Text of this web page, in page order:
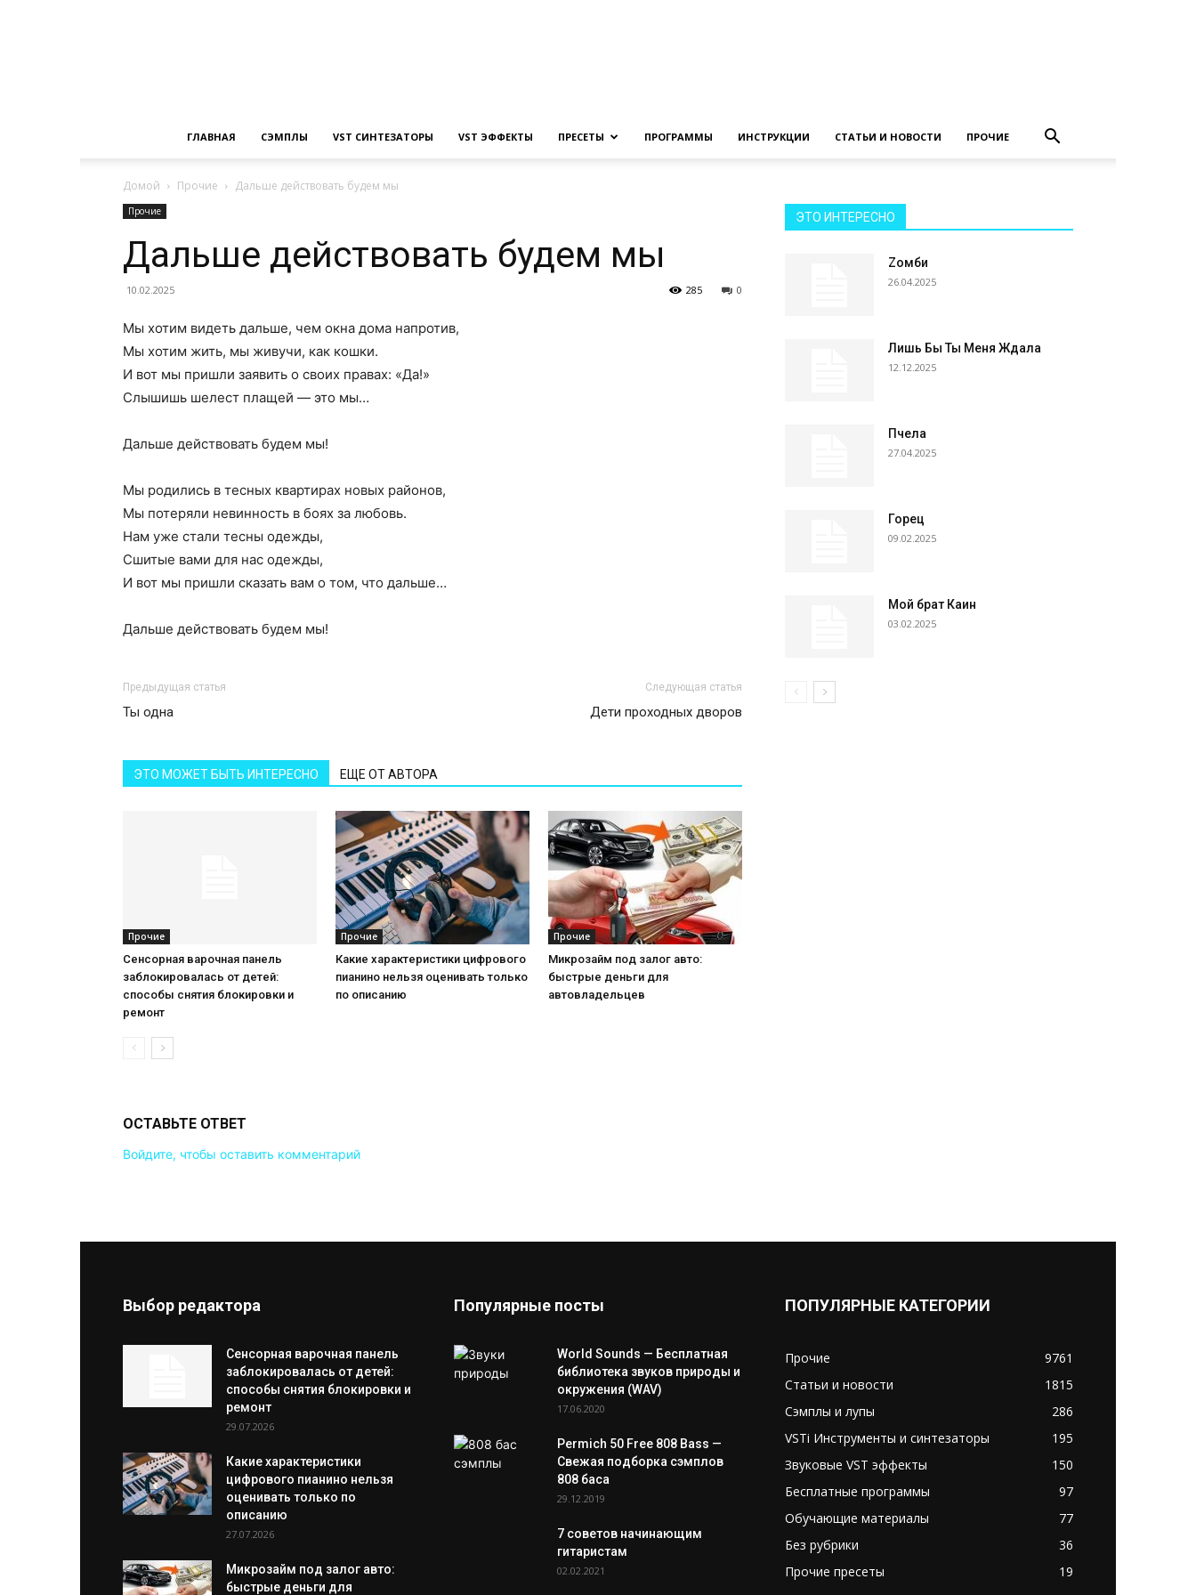
ГЛАВНАЯ СЭМПЛЫ VST СИНТЕЗАТОРЫ VST ЭФФЕКТЫ ПРЕСЕТЫ ПРОГРАММЫ ИНСТРУКЦИИ СТАТЬИ И НОВОСТИ ПРОЧИЕ
Домой Прочие Дальше действовать будем мы
Прочие
Дальше действовать будем мы
10.02.2025 0
285
Мы хотим видеть дальше, чем окна дома напротив,
Мы хотим жить, мы живучи, как кошки.
И вот мы пришли заявить о своих правах: «Да!»
Слышишь шелест плащей — это мы…
Дальше действовать будем мы!
Мы родились в тесных квартирах новых районов,
Мы потеряли невинность в боях за любовь.
Нам уже стали тесны одежды,
Сшитые вами для нас одежды,
И вот мы пришли сказать вам о том, что дальше…
Дальше действовать будем мы!
Предыдущая статья
Ты одна
Следующая статья
Дети проходных дворов
ЭТО МОЖЕТ БЫТЬ ИНТЕРЕСНО ЕЩЕ ОТ АВТОРА
Прочие
Сенсорная варочная панель
заблокировалась от детей:
способы снятия блокировки и
ремонт
Прочие
Какие характеристики цифрового
пианино нельзя оценивать только
по описанию
Прочие
Микрозайм под залог авто:
быстрые деньги для
автовладельцев
ОСТАВЬТЕ ОТВЕТ
Войдите, чтобы оставить комментарий
ЭТО ИНТЕРЕСНО
Zомби
26.04.2025
Лишь Бы Ты Меня Ждала
12.12.2025
Пчела
27.04.2025
Горец
09.02.2025
Мой брат Каин
03.02.2025
Выбор редактора
Сенсорная варочная панель
заблокировалась от детей:
способы снятия блокировки и
ремонт
29.07.2026
Какие характеристики
цифрового пианино нельзя
оценивать только по
описанию
27.07.2026
Микрозайм под залог авто:
быстрые деньги для
Популярные посты
World Sounds — Бесплатная
библиотека звуков природы и
окружения (WAV)
17.06.2020
Permich 50 Free 808 Bass —
Свежая подборка сэмплов
808 баса
29.12.2019
7 советов начинающим
гитаристам
02.02.2021
ПОПУЛЯРНЫЕ КАТЕГОРИИ
Прочие
9761
Статьи и новости
1815
Сэмплы и лупы
286
VSTi Инструменты и синтезаторы
195
Звуковые VST эффекты
150
Бесплатные программы
97
Обучающие материалы
77
Без рубрики
36
Прочие пресеты
19